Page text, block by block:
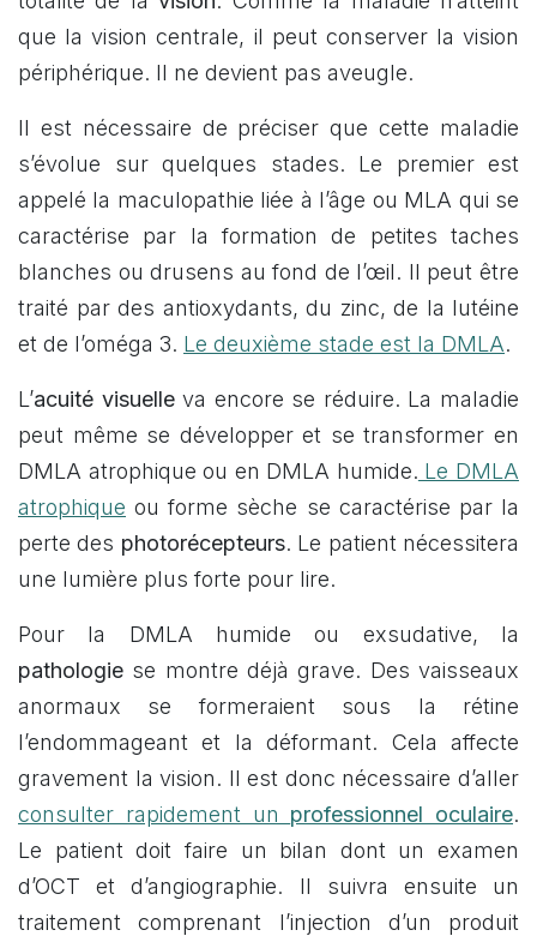
que la vision centrale, il peut conserver la vision
périphérique. Il ne devient pas aveugle.
Il est nécessaire de préciser que cette maladie
s’évolue sur quelques stades. Le premier est
appelé la maculopathie liée à l’âge ou MLA qui se
caractérise par la formation de petites taches
blanches ou drusens au fond de l’œil. Il peut être
traité par des antioxydants, du zinc, de la lutéine
et de l’oméga 3. Le deuxième stade est la DMLA.
L’acuité visuelleva encore se réduire. La maladie
peut même se développer et se transformer en
DMLA atrophique ou en DMLA humide. Le DMLA
atrophique ou forme sèche se caractérise par la
perte des photorécepteurs. Le patient nécessitera
une lumière plus forte pour lire.
Pour la DMLA humide ou exsudative, la
pathologie se montre déjà grave. Des vaisseaux
anormaux se formeraient sous la rétine
l’endommageant et la déformant. Cela affecte
gravement la vision. Il est donc nécessaire d’aller
consulter rapidement un professionnel oculaire.
Le patient doit faire un bilan dont un examen
d’OCT et d’angiographie. Il suivra ensuite un
traitement comprenant l’injection d’un produit